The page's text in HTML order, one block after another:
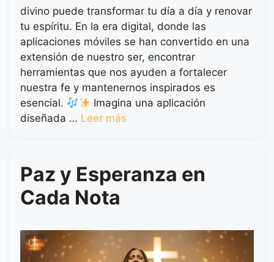
divino puede transformar tu día a día y renovar
tu espíritu. En la era digital, donde las
aplicaciones móviles se han convertido en una
extensión de nuestro ser, encontrar
herramientas que nos ayuden a fortalecer
nuestra fe y mantenernos inspirados es
esencial.
Imagina una aplicación
diseñada … Leer más
Paz y Esperanza en
Cada Nota